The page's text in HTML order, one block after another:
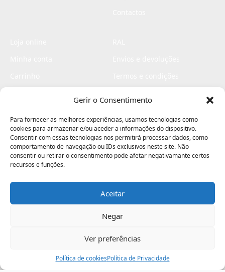
Gerir o Consentimento
Para fornecer as melhores experiências, usamos tecnologias como
cookies para armazenar e/ou aceder a informações do dispositivo.
Consentir com essas tecnologias nos permitirá processar dados, como
comportamento de navegação ou IDs exclusivos neste site. Não
consentir ou retirar o consentimento pode afetar negativamante certos
recursos e funções.
Aceitar
Negar
Ver preferências
Política de cookiesPolítica de Privacidade
Livro de elogios
Electromaquinas ©2026
contágio - agência criativa
Assistência Ajuda Minha Conta